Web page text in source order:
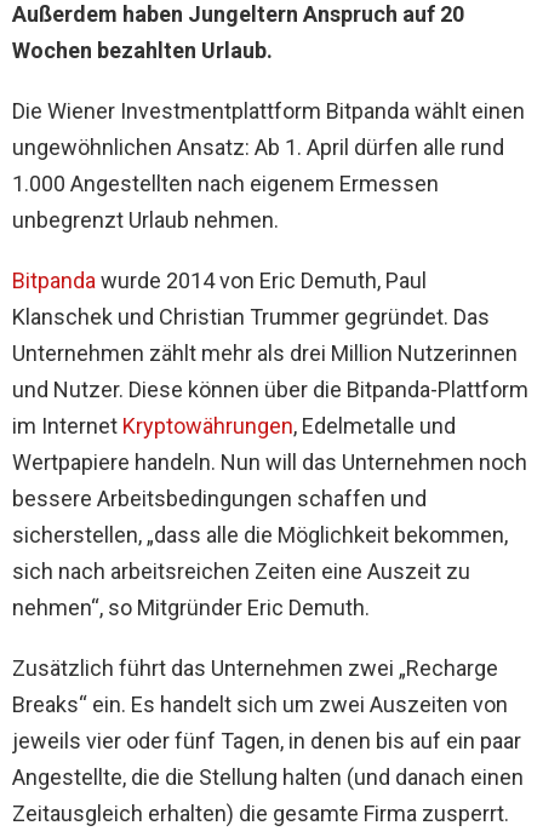
Außerdem haben Jungeltern Anspruch auf 20
Wochen bezahlten Urlaub.
Die Wiener Investmentplattform Bitpanda wählt einen
ungewöhnlichen Ansatz: Ab 1. April dürfen alle rund
1.000 Angestellten nach eigenem Ermessen
unbegrenzt Urlaub nehmen.
Bitpanda wurde 2014 von Eric Demuth, Paul
Klanschek und Christian Trummer gegründet. Das
Unternehmen zählt mehr als drei Million Nutzerinnen
und Nutzer. Diese können über die Bitpanda-Plattform
im Internet Kryptowährungen, Edelmetalle und
Wertpapiere handeln. Nun will das Unternehmen noch
bessere Arbeitsbedingungen schaffen und
sicherstellen, „dass alle die Möglichkeit bekommen,
sich nach arbeitsreichen Zeiten eine Auszeit zu
nehmen“, so Mitgründer Eric Demuth.
Zusätzlich führt das Unternehmen zwei „Recharge
Breaks“ ein. Es handelt sich um zwei Auszeiten von
jeweils vier oder fünf Tagen, in denen bis auf ein paar
Angestellte, die die Stellung halten (und danach einen
Zeitausgleich erhalten) die gesamte Firma zusperrt.